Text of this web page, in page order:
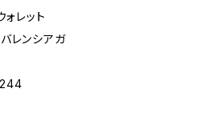
ォレット
レンシアガ